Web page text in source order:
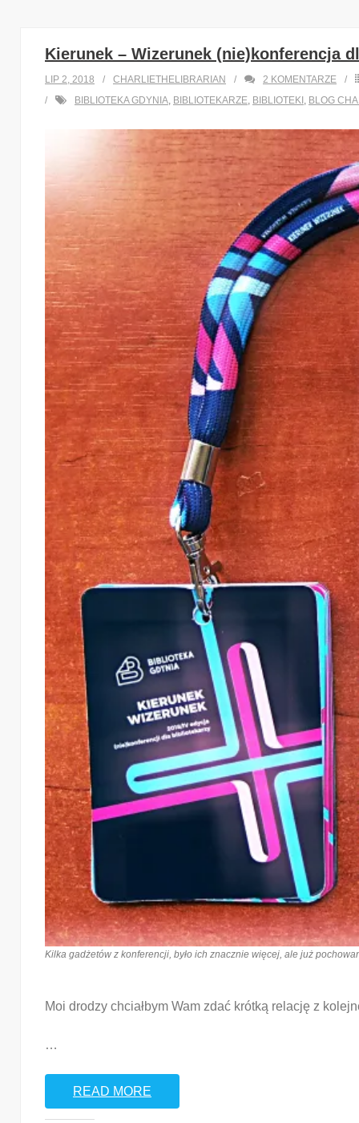
Kierunek – Wizerunek (nie)konferencja
LIP 2, 2018 CHARLIETHELIBRARIAN 2 KOMENTARZE
BIBLIOTEKA GDYNIA, BIBLIOTEKARZE, BIBLIOTEKI , BLOG
Kilka gadżetów z konferencji, było ich znacznie więcej, ale już
Moi drodzy chciałbym Wam zdać krótką relację z
…
READ MORE